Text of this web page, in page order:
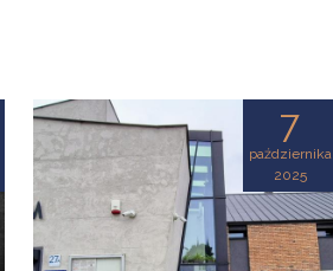
7
października
2025